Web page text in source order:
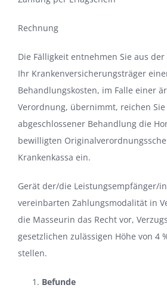
Rechnung
Die Fälligkeit entnehmen Sie aus
Ihr Krankenversicherungsträger
Behandlungskosten, im Falle einer
Verordnung, übernimmt, reichen Sie
abgeschlossener Behandlung die
bewilligten
Krankenkassa ein.
Gerät der/die Leistungsempfänger/
vereinbarten Zahlungsmodalität in
die Masseurin das Recht vor,
gesetzlichen zulässigen Höhe von 4
stellen.
Befunde